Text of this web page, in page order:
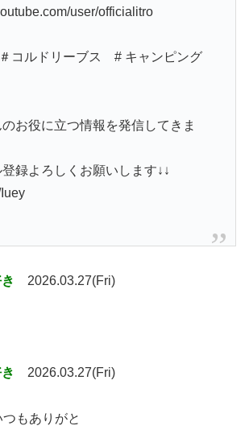
user/officialitro
コルドリーブス # キャンピング
お役に立つ情報を発信してきま
録よろしくお願いします↓↓
2026.03.27(Fri)
2026.03.27(Fri)
もありがと